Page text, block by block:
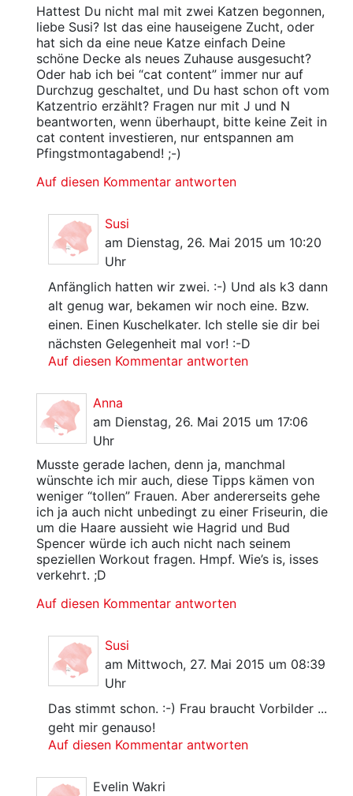
Hattest Du nicht mal mit zwei Katzen begonnen,
liebe Susi? Ist das eine hauseigene Zucht, oder
hat sich da eine neue Katze einfach Deine
schöne Decke als neues Zuhause ausgesucht?
Oder hab ich bei “cat content” immer nur auf
Durchzug geschaltet, und Du hast schon oft vom
Katzentrio erzählt? Fragen nur mit J und N
beantworten, wenn überhaupt, bitte keine Zeit in
cat content investieren, nur entspannen am
Pfingstmontagabend! ;-)
Auf diesen Kommentar antworten
Susi
am Dienstag, 26. Mai 2015 um 10:20
Uhr
Anfänglich hatten wir zwei. :-) Und als k3 dann
alt genug war, bekamen wir noch eine. Bzw.
einen. Einen Kuschelkater. Ich stelle sie dir bei
nächsten Gelegenheit mal vor! :-D
Auf diesen Kommentar antworten
Anna
am Dienstag, 26. Mai 2015 um 17:06
Uhr
Musste gerade lachen, denn ja, manchmal
wünschte ich mir auch, diese Tipps kämen von
weniger “tollen” Frauen. Aber andererseits gehe
ich ja auch nicht unbedingt zu einer Friseurin, die
um die Haare aussieht wie Hagrid und Bud
Spencer würde ich auch nicht nach seinem
speziellen Workout fragen. Hmpf. Wie’s is, isses
verkehrt. ;D
Auf diesen Kommentar antworten
Susi
am Mittwoch, 27. Mai 2015 um 08:39
Uhr
Das stimmt schon. :-) Frau braucht Vorbilder ...
geht mir genauso!
Auf diesen Kommentar antworten
Evelin Wakri